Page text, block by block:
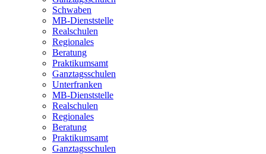
Schwaben
MB-Dienststelle
Realschulen
Regionales
Beratung
Praktikumsamt
Ganztagsschulen
Unterfranken
MB-Dienststelle
Realschulen
Regionales
Beratung
Praktikumsamt
Ganztagsschulen